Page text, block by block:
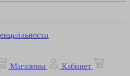
Магазины
Кабинет